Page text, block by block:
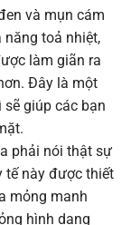
và mụn cám
năng toả nhiệt,
làm giãn ra
Đây là một
giúp các bạn
phải nói thật sự
tế này được thiết
mỏng manh
hình dạng